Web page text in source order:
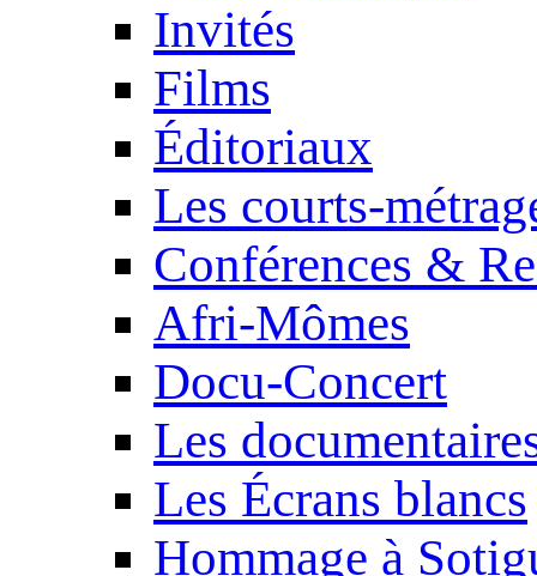
Invités
Films
Éditoriaux
Les courts-
Conférences &
Afri-Mômes
Docu-Concert
Les
Les Écrans blancs
Hommage à